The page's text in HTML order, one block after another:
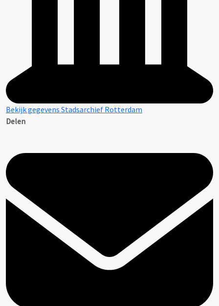
Bekijk gegevens Stadsarchief Rotterdam
Delen